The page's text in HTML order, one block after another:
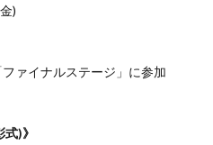
)
ァイナルステージ」に参加
)》